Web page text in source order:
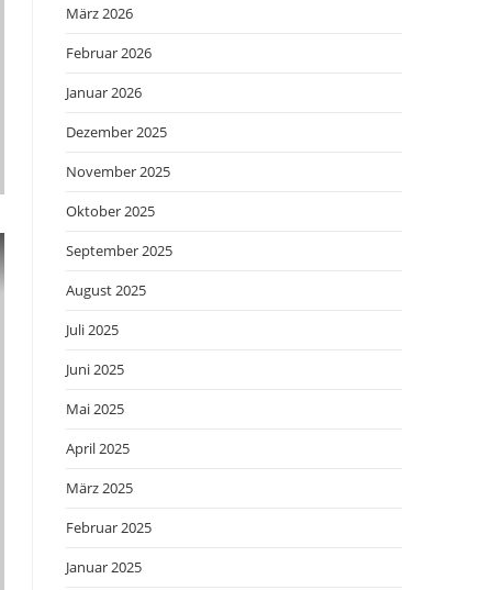
März 2026
Februar 2026
Januar 2026
Dezember 2025
November 2025
Oktober 2025
September 2025
August 2025
Juli 2025
Juni 2025
Mai 2025
April 2025
März 2025
Februar 2025
Januar 2025